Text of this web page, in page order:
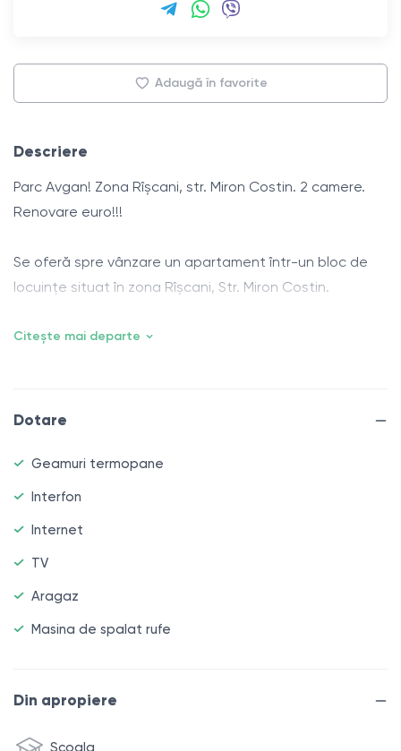
Adaugă în favorite
Descriere
Parc Avgan! Zona Rîșcani, str. Miron Costin. 2 camere.
Renovare euro!!!
Se oferă spre vânzare un apartament într-un bloc de
locuințe situat în zona Rîșcani, Str. Miron Costin.
Suprafața apartamentului este de 48,9 m2 conform
* renovare euro;
* mobilă parțială + electrocasnice;
* uși din lemn;
* amplasare centrală;
* loc de joacă pentru copii.
dezvoltată: grădinițe, licee, supermarketuri, farmacii,
sucursale bancare, oficiu poștal, instituții medicale,
Citește mai departe
Dotare
Geamuri termopane
Interfon
Internet
TV
Aragaz
Masina de spalat rufe
Din apropiere
Scoala